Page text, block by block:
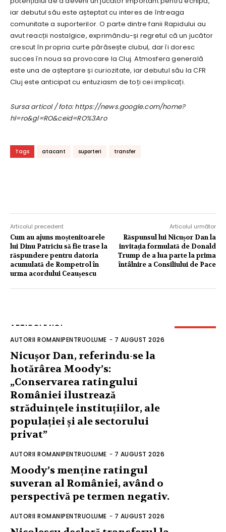
iar debutul său este așteptat cu interes de întreaga
comunitate a suporterilor. O parte dintre fanii Rapidului au
avut reacții nostalgice, exprimându-și regretul că un jucător
crescut în propria curte părăsește clubul, dar îi doresc
succes în noua sa provocare la Cluj. Atmosfera generală
este una de așteptare și curiozitate, iar debutul său la CFR
Cluj este anticipat cu entuziasm de toți cei implicați.
Sursa articol / foto: https://news.google.com/home?
hl=ro&gl=RO&ceid=RO%3Aro
Tags atacant suporteri transfer
Articolul precedent
Cum au ajuns moștenitoarele
lui Dinu Patriciu să fie trase la
răspundere pentru datoria
acumulată de Rompetrol în
urma acordului Ceaușescu
Articolul următor
Răspunsul lui Nicușor Dan la
invitația formulată de Donald
Trump de a lua parte la prima
întâlnire a Consiliului de Pace
ARTICOLE NOI
AUTORII ROMANIPENTRUOLUME - 7 AUGUST 2026
Nicușor Dan, referindu-se la
hotărârea Moody’s:
„Conservarea ratingului
României ilustrează
străduințele instituțiilor, ale
populației și ale sectorului
privat”
AUTORII ROMANIPENTRUOLUME - 7 AUGUST 2026
Moody’s menține ratingul
suveran al României, având o
perspectivă pe termen negativ.
AUTORII ROMANIPENTRUOLUME - 7 AUGUST 2026